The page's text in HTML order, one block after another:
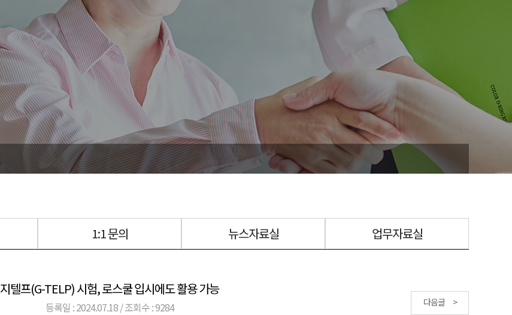
1:1 문의 뉴스자료실 업무자료실
지텔프(G-TELP) 시험, 로스쿨 입시에도 활용 가능
등록일 : 2024.07.18 / 조회수 : 9284 다음글 >